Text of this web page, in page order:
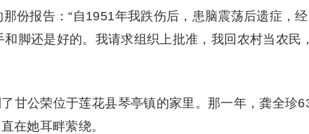
份报告：“自1951年我跌伤后，患脑震荡后遗症，经
脚还是好的。我请求组织上批准，我回农村当农民，
甘公荣位于莲花县琴亭镇的家里。那一年，龚全珍
在她耳畔萦绕。